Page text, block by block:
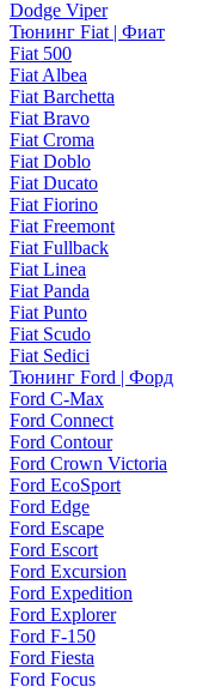
Dodge Viper
Тюнинг Fiat | Фиат
Fiat 500
Fiat Albea
Fiat Barchetta
Fiat Bravo
Fiat Croma
Fiat Doblo
Fiat Ducato
Fiat Fiorino
Fiat Freemont
Fiat Fullback
Fiat Linea
Fiat Panda
Fiat Punto
Fiat Scudo
Fiat Sedici
Тюнинг Ford | Форд
Ford C-Max
Ford Connect
Ford Contour
Ford Crown Victoria
Ford EcoSport
Ford Edge
Ford Escape
Ford Escort
Ford Excursion
Ford Expedition
Ford Explorer
Ford F-150
Ford Fiesta
Ford Focus